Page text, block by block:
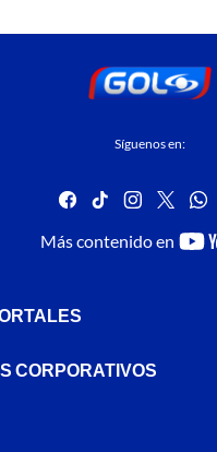
Síguenos en:
facebook
tiktok
Más contenido en
CORPORATIVOS